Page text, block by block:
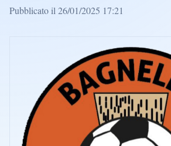
Pubblicato il 26/01/2025 17:21